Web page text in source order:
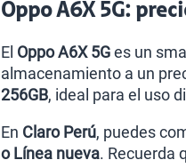
Oppo A6X 5G:
El Oppo A6X 5Ges un
almacenamiento a un
256GB, ideal para el uso
En Claro Perú, puedes
o Línea nueva. Recuerda